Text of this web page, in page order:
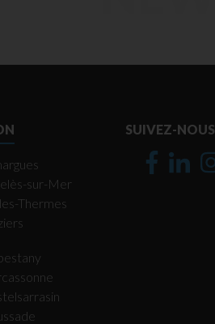
sur-Mer
Thermes
SUIVEZ-NOUS